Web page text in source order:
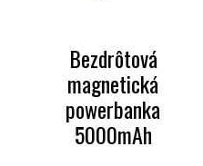
Bezdrôtová
magnetická
powerbanka
5000mAh